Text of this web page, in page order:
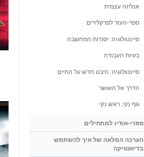
אנליזה עצמית
ספר-העזר לפרקלירים
סיינטולוגיה: יסודות המחשבה
בעיות העבודה
סיינטולוגיה: היבט חדש על החיים
הדרך אל האושר
גוף נקי, ראש נקי
ספרי-אודיו למתחילים
הערכה המלאה של איך להשתמש
בדיאנטיקה